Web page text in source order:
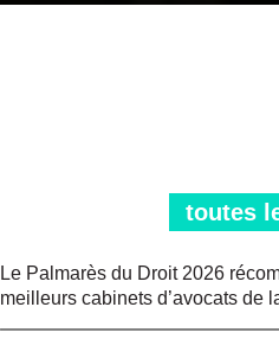
toutes
Le Palmarès du Droit 2026
meilleurs cabinets d’avocats de